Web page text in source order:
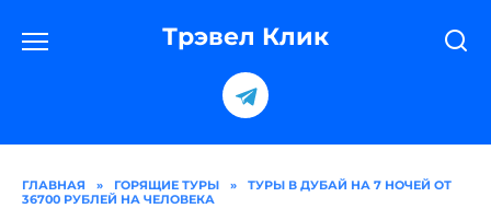
содержанию
Трэвел Клик
ГЛАВНАЯ » ГОРЯЩИЕ ТУРЫ »
ТУРЫ В ДУБАЙ НА 7 НОЧЕЙ ОТ
36700 РУБЛЕЙ НА ЧЕЛОВЕКА